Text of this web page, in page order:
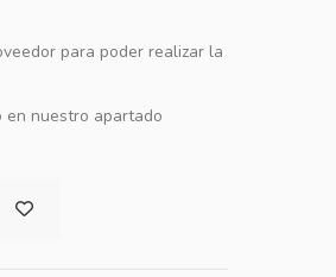
para poder realizar la
en nuestro apartado